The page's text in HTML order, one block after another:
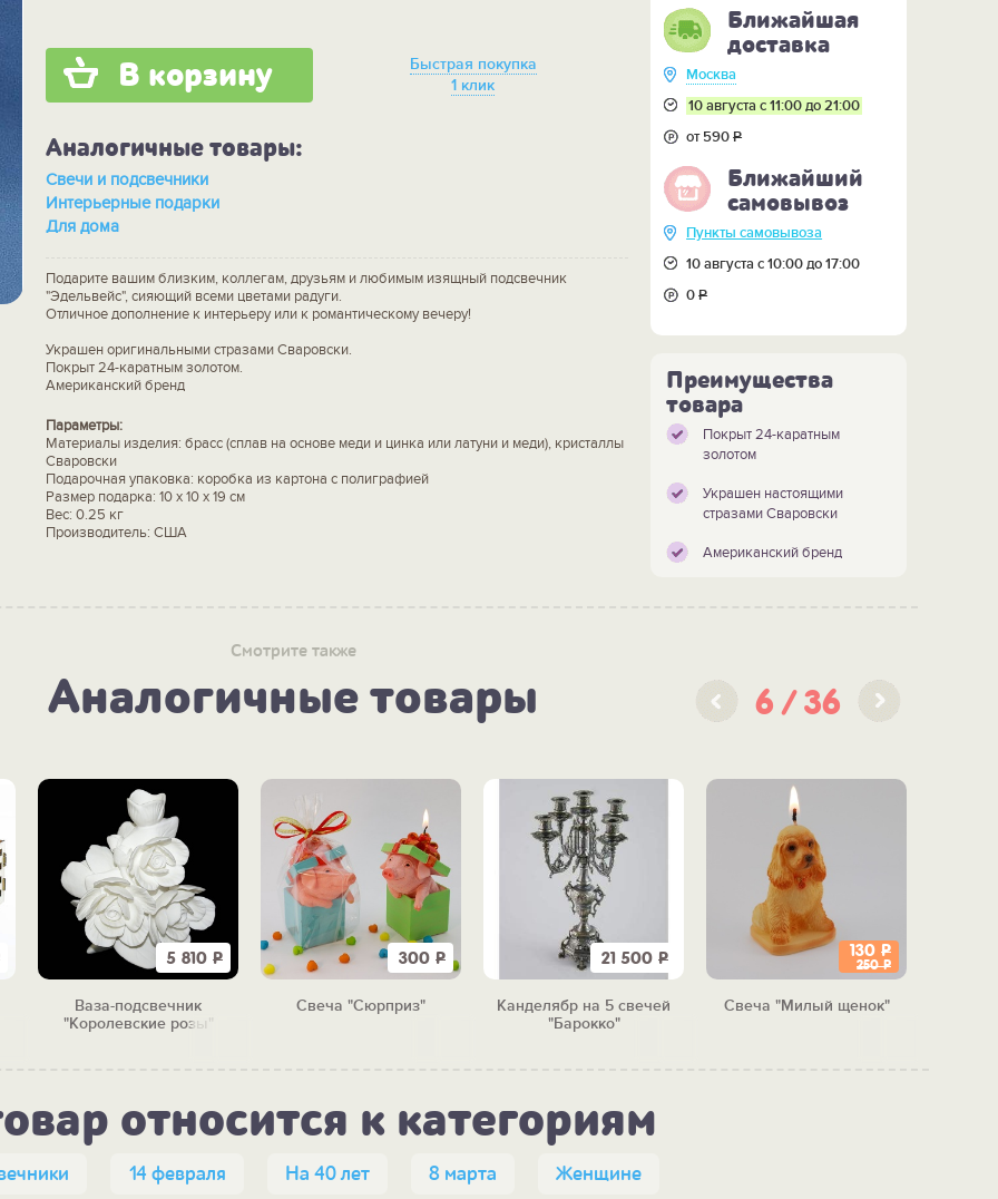
В корзину
Быстрая покупка
1 клик
Аналогичные товары:
Свечи и подсвечники
Интерьерные подарки
Для дома
Подарите вашим близким, коллегам, друзьям и любимым изящный подсвечник
"Эдельвейс", сияющий всеми цветами радуги.
Отличное дополнение к интерьеру или к романтическому вечеру!
Украшен оригинальными стразами Сваровски.
Покрыт 24-каратным золотом.
Американский бренд
Параметры:
Материалы изделия: брасс (сплав на основе меди и цинка или латуни и меди), кристаллы
Сваровски
Подарочная упаковка: коробка из картона с полиграфией
Размер подарка: 10 x 10 x 19 см
Вес: 0.25 кг
Производитель: США
Ближайшая
доставка
Москва
10 августа с 11:00 до 21:00
от 590Р
Ближайший
самовывоз
Пункты самовывоза
10 августа с 10:00 до 17:00
0Р
Преимущества
товара
Покрыт 24-каратным
золотом
Украшен настоящими
стразами Сваровски
Американский бренд
Смотрите также
Аналогичные товары 6 36
5 810 Р
Ваза-подсвечник
"Королевские розы"
300 Р
Свеча "Сюрприз"
21 500 Р
Канделябр на 5 свечей
"Барокко"
130 Р
250Р
Cвеча "Милый щенок"
относится к категориям
14 февраля На 40 лет 8 марта Женщине